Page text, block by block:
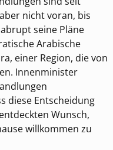
nicht voran, bis
seine Pläne
Arabische
einer Region, die von
Innenminister
diese Entscheidung
Wunsch,
willkommen zu